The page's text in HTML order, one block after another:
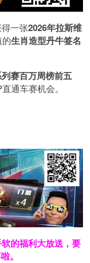
一张2026年拉斯维
的生肖造型丹牛签名
赛百万周榜前五
通车赛机会。
的福利大放送，要
。